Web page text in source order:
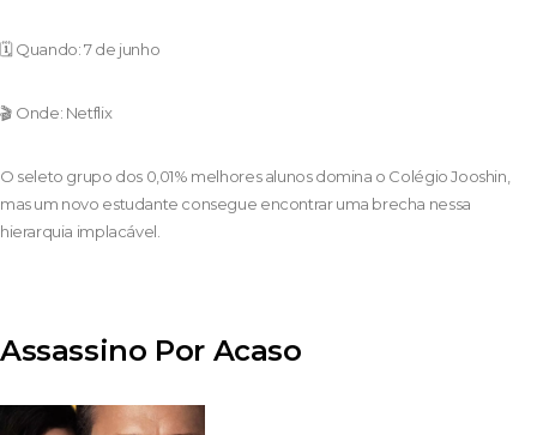
🗓️ Quando: 7 de junho
🎬 Onde: Netflix
O seleto grupo dos 0,01% melhores alunos domina o Colégio Jooshin,
mas um novo estudante consegue encontrar uma brecha nessa
hierarquia implacável.
Assassino Por Acaso